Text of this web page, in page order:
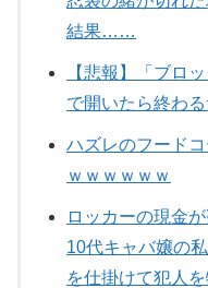
結果……
【悲報】「ブロ
で開いたら終わ
ハズレのフード
ｗｗｗｗｗｗ
ロッカーの現金
10代キャバ嬢の
を仕掛けて犯人